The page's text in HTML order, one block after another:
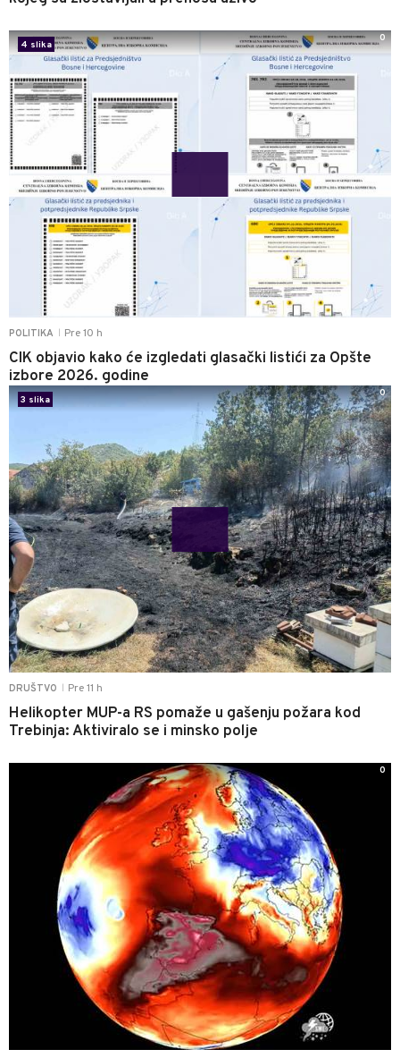
POLITIKA Pre 10 h
CIK objavio kako će izgledati glasački listići za Opšte
izbore 2026. godine
4 slika
0
DRUŠTVO Pre 11 h
Helikopter MUP-a RS pomaže u gašenju požara kod
Trebinja: Aktiviralo se i minsko polje
3 slika
0
0